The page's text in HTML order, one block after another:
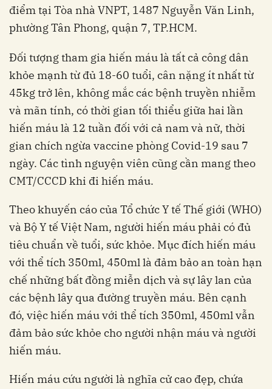
điểm tại Tòa nhà VNPT, 1487 Nguyễn Văn Linh,
phường Tân Phong, quận 7, TP.HCM.
Đối tượng tham gia hiến máu là tất cả công dân
khỏe mạnh từ đủ 18-60 tuổi, cân nặng ít nhất từ
45kg trở lên, không mắc các bệnh truyền nhiễm
và mãn tính, có thời gian tối thiểu giữa hai lần
hiến máu là 12 tuần đối với cả nam và nữ, thời
gian chích ngừa vaccine phòng Covid-19 sau 7
ngày. Các tình nguyện viên cũng cần mang theo
CMT/CCCD khi đi hiến máu.
Theo khuyến cáo của Tổ chức Y tế Thế giới (WHO)
và Bộ Y tế Việt Nam, người hiến máu phải có đủ
tiêu chuẩn về tuổi, sức khỏe. Mục đích hiến máu
với thể tích 350ml, 450ml là đảm bảo an toàn hạn
chế những bất đồng miễn dịch và sự lây lan của
các bệnh lây qua đường truyền máu. Bên cạnh
đó, việc hiến máu với thể tích 350ml, 450ml vẫn
đảm bảo sức khỏe cho người nhận máu và người
hiến máu.
Hiến máu cứu người là nghĩa cử cao đẹp, chứa